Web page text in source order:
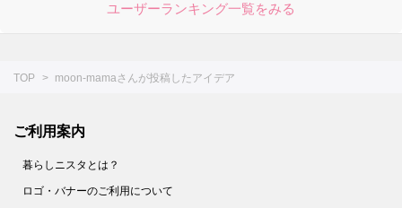
ユーザーランキング一覧をみる
TOP moon-mamaさんが投稿したアイデア
ご利用案内
暮らしニスタとは？
ロゴ・バナーのご利用について